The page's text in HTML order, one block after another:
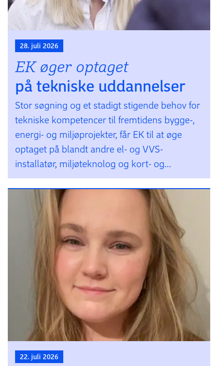
28. juli 2026
EK øger optaget
på tekniske uddannelser
Stor søgning og et stadigt stigende behov for
tekniske kompetencer til fremtidens bygge-,
energi- og miljøprojekter, får EK til at øge
optaget på blandt andre el- og VVS-
installatør, miljøteknolog og kort- og
landmålingsteknikeruddannelsen.
22. juli 2026